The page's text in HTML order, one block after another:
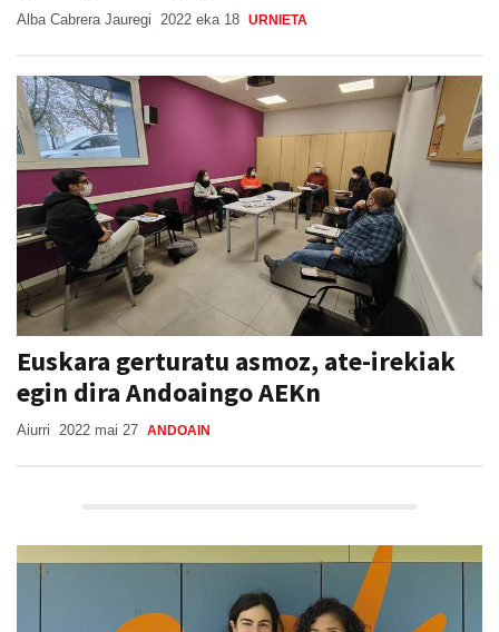
Alba Cabrera Jauregi 2022 eka 18 URNIETA
Euskara gerturatu asmoz, ate-irekiak
egin dira Andoaingo AEKn
Aiurri 2022 mai 27 ANDOAIN